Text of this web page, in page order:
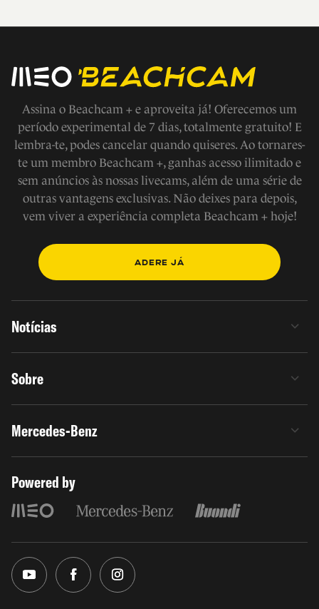
Assina o Beachcam + e aproveita já! Oferecemos um
período experimental de 7 dias, totalmente gratuito! E
lembra-te, podes cancelar quando quiseres. Ao tornares-
te um membro Beachcam +, ganhas acesso ilimitado e
sem anúncios às nossas livecams, além de uma série de
outras vantagens exclusivas. Não deixes para depois,
vem viver a experiência completa Beachcam + hoje!
ADERE JÁ
Notícias
Sobre
Mercedes-Benz
Powered by